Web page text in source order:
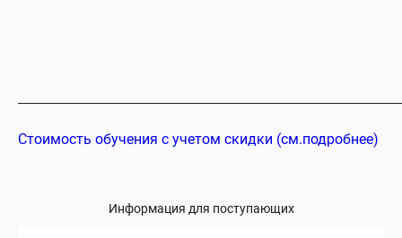
Информация для поступающих
Стоимость обучения с учетом скидки (см.подробнее)